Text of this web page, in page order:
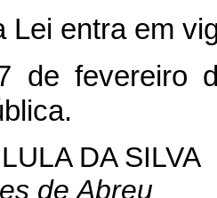
Lei entra em
de fevereiro
DA SILVA
de Abreu